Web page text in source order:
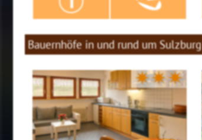
Bauernhöfe in und rund um Sulzburg
✷✷✷